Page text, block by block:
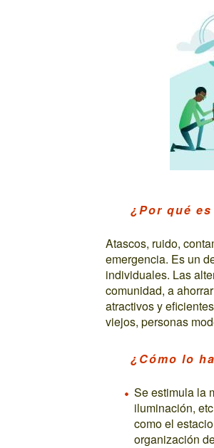
¿Por qué
Atascos, ruido,
emergencia. Es un
individuales. Las
comunidad, a
atractivos y
viejos, personas
¿Cómo lo
Se estimula la
iluminación,
como el
organización